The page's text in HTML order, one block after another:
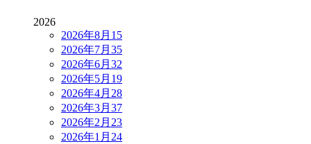
2026
2026年8月 15
2026年7月 35
2026年6月 32
2026年5月 19
2026年4月 28
2026年3月 37
2026年2月 23
2026年1月 24